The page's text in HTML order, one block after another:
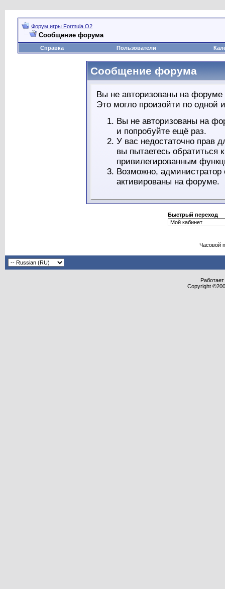
Форум игры Formula O2
Сообщение форума
Справка Пользователи
Сообщение форума
Вы не авторизованы на форуме
Это могло произойти по одной
Вы не авторизованы на
и попробуйте ещё раз.
У вас недостаточно прав
вы пытаетесь обратиться
привилегированным
Возможно,
активированы на форуме.
Быстрый переход
Часовой
Copyright